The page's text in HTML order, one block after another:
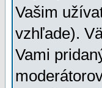
Vašim
vzhľade).
Vami